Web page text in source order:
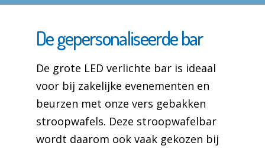
De gepersonaliseerde bar
De grote LED verlichte bar is ideaal
voor bij zakelijke evenementen en
beurzen met onze vers gebakken
stroopwafels. Deze stroopwafelbar
wordt daarom ook vaak gekozen bij